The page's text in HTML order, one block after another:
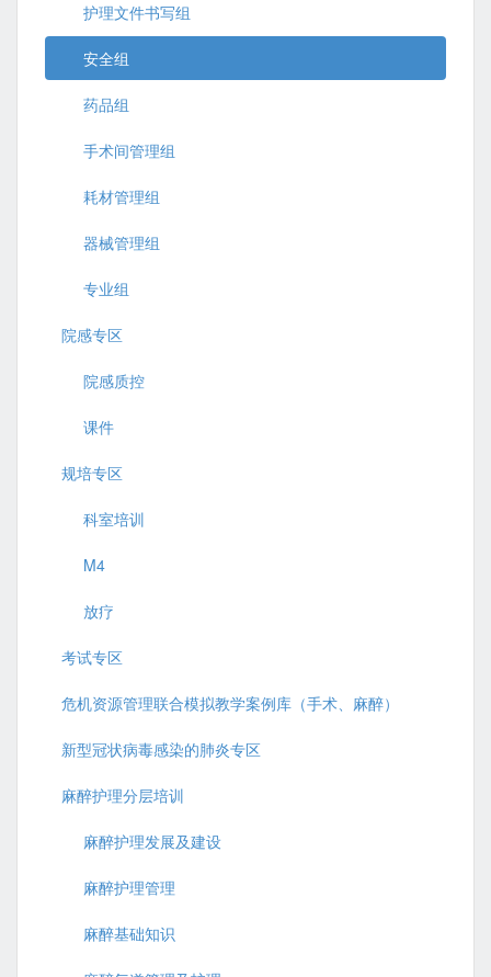
护理文件书写组
安全组
药品组
手术间管理组
耗材管理组
器械管理组
专业组
院感专区
院感质控
课件
规培专区
科室培训
M4
放疗
考试专区
危机资源管理联合模拟教学案例库（手术、麻醉）
新型冠状病毒感染的肺炎专区
麻醉护理分层培训
麻醉护理发展及建设
麻醉护理管理
麻醉基础知识